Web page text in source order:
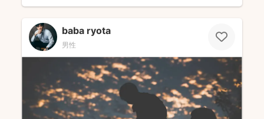
baba ryota
男性